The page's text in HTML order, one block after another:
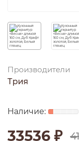
Производители
Трия
33536 ₽